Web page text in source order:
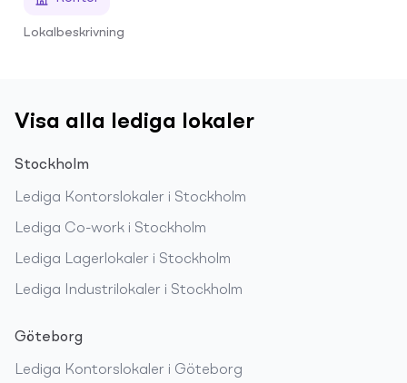
Lokalbeskrivning
Visa alla lediga lokaler
Stockholm
Lediga Kontorslokaler i Stockholm
Lediga Co-work i Stockholm
Lediga Lagerlokaler i Stockholm
Lediga Industrilokaler i Stockholm
Göteborg
Lediga Kontorslokaler i Göteborg